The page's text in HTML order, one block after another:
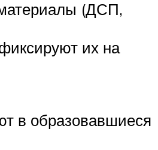
(ДСП,
их на
в образовавшиеся